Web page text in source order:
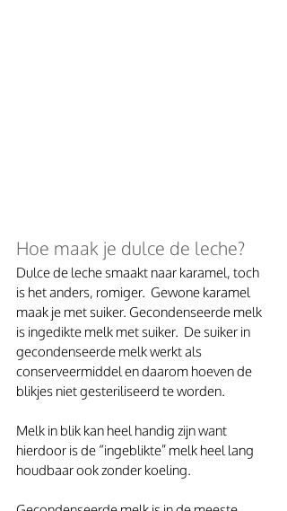
Hoe maak je dulce de leche?
Dulce de leche smaakt naar karamel, toch
is het anders, romiger.  Gewone karamel
maak je met suiker. Gecondenseerde melk
is ingedikte melk met suiker.  De suiker in
gecondenseerde melk werkt als
conserveermiddel en daarom hoeven de
blikjes niet gesteriliseerd te worden.
Melk in blik kan heel handig zijn want
hierdoor is de “ingeblikte” melk heel lang
houdbaar ook zonder koeling.